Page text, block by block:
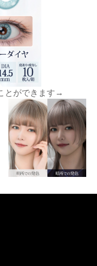
とができます→